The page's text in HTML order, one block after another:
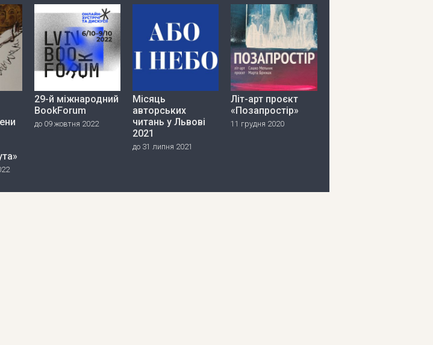
29-й міжнародний
BookForum
до 09 жовтня 2022
Місяць
авторських
читань у Львові
2021
до 31 липня 2021
Літ-арт проєкт
«Позапростір»
11 грудня 2020